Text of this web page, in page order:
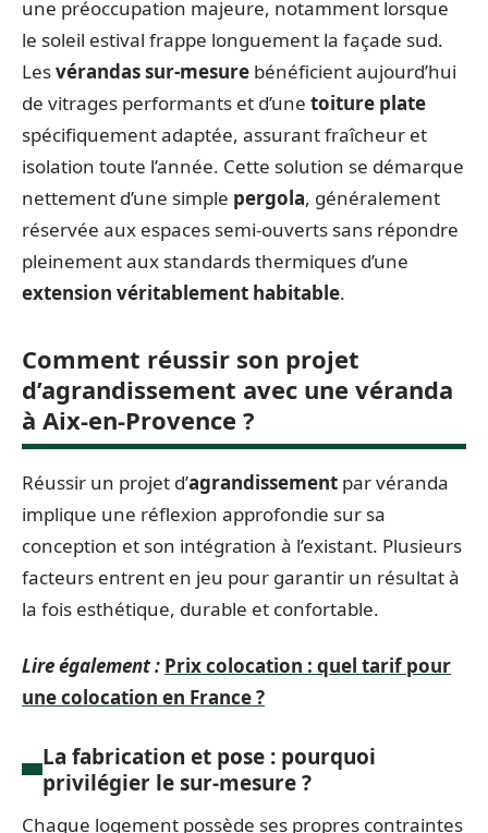
une préoccupation majeure, notamment lorsque
le soleil estival frappe longuement la façade sud.
Lesvérandas sur-mesure bénéficient aujourd’hui
de vitrages performants et d’une toiture plate
spécifiquement adaptée, assurant fraîcheur et
isolation toute l’année. Cette solution se démarque
nettement d’une simple pergola, généralement
réservée aux espaces semi-ouverts sans répondre
pleinement aux standards thermiques d’une
extension véritablement habitable.
Comment réussir son projet
d’agrandissement avec une véranda
à Aix-en-Provence ?
Réussir un projet d’agrandissement par véranda
implique une réflexion approfondie sur sa
conception et son intégration à l’existant. Plusieurs
facteurs entrent en jeu pour garantir un résultat à
la fois esthétique, durable et confortable.
Lire également : Prix colocation : quel tarif pour
une colocation en France ?
La fabrication et pose : pourquoi
privilégier le sur-mesure ?
Chaque logement possède ses propres contraintes